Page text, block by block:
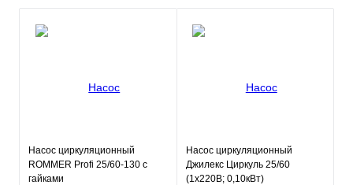
Насос циркуляционный
ROMMER Profi 25/60-130 с
гайками
Насос циркуляционный
Джилекс Циркуль 25/60
(1х220В; 0,10кВт)